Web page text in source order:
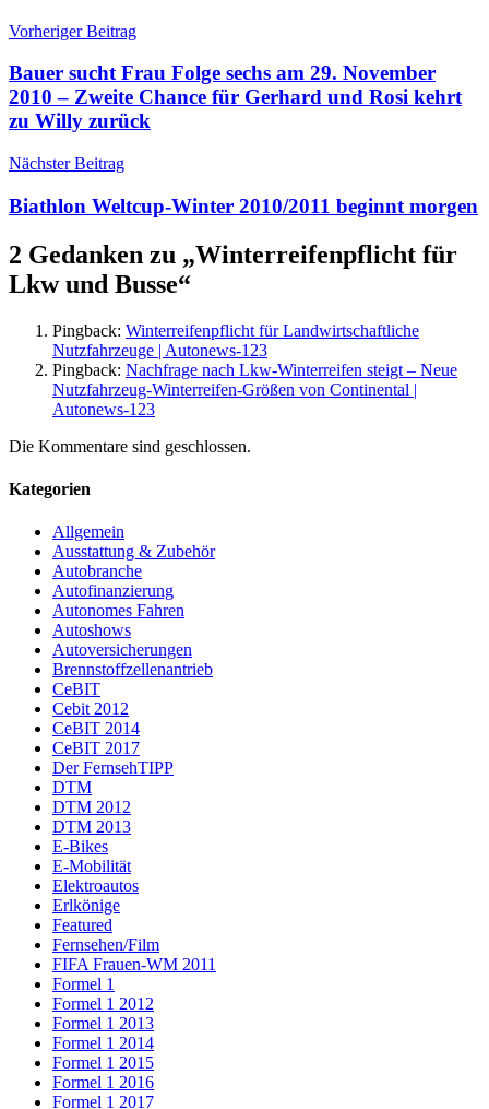
Vorheriger Beitrag
Bauer sucht Frau Folge sechs am 29. November
2010 – Zweite Chance für Gerhard und Rosi kehrt
zu Willy zurück
Nächster Beitrag
Biathlon Weltcup-Winter 2010/2011 beginnt morgen
2 Gedanken zu „Winterreifenpflicht für
Lkw und Busse“
Pingback: Winterreifenpflicht für Landwirtschaftliche
Nutzfahrzeuge | Autonews-123
Pingback: Nachfrage nach Lkw-Winterreifen steigt – Neue
Nutzfahrzeug-Winterreifen-Größen von Continental |
Autonews-123
Die Kommentare sind geschlossen.
Kategorien
Allgemein
Ausstattung & Zubehör
Autobranche
Autofinanzierung
Autonomes Fahren
Autoshows
Autoversicherungen
Brennstoffzellenantrieb
CeBIT
Cebit 2012
CeBIT 2014
CeBIT 2017
Der FernsehTIPP
DTM
DTM 2012
DTM 2013
E-Bikes
E-Mobilität
Elektroautos
Erlkönige
Featured
Fernsehen/Film
FIFA Frauen-WM 2011
Formel 1
Formel 1 2012
Formel 1 2013
Formel 1 2014
Formel 1 2015
Formel 1 2016
Formel 1 2017